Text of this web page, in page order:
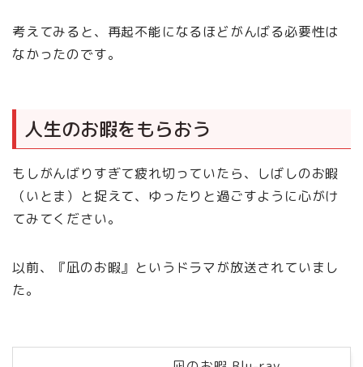
考えてみると、再起不能になるほどがんばる必要性は
なかったのです。
人生のお暇をもらおう
もしがんばりすぎて疲れ切っていたら、しばしのお暇
（いとま）と捉えて、ゆったりと過ごすように心がけ
てみてください。
以前、『凪のお暇』というドラマが放送されていまし
た。